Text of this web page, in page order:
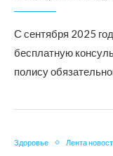
С сентября 2025
бесплатную
полису
Здоровье Лента